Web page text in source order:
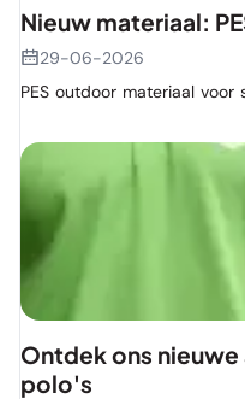
Nieuw materiaal:
29-06-2026
PES outdoor materiaal voor
Ontdek ons
polo's